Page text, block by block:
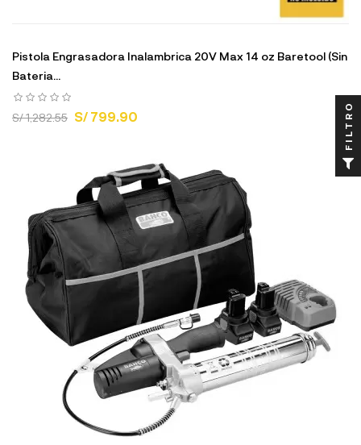
Pistola Engrasadora Inalambrica 20V Max 14 oz Baretool (Sin
Bateria...
S/ 1,282.55 S/ 799.90 FILTRO